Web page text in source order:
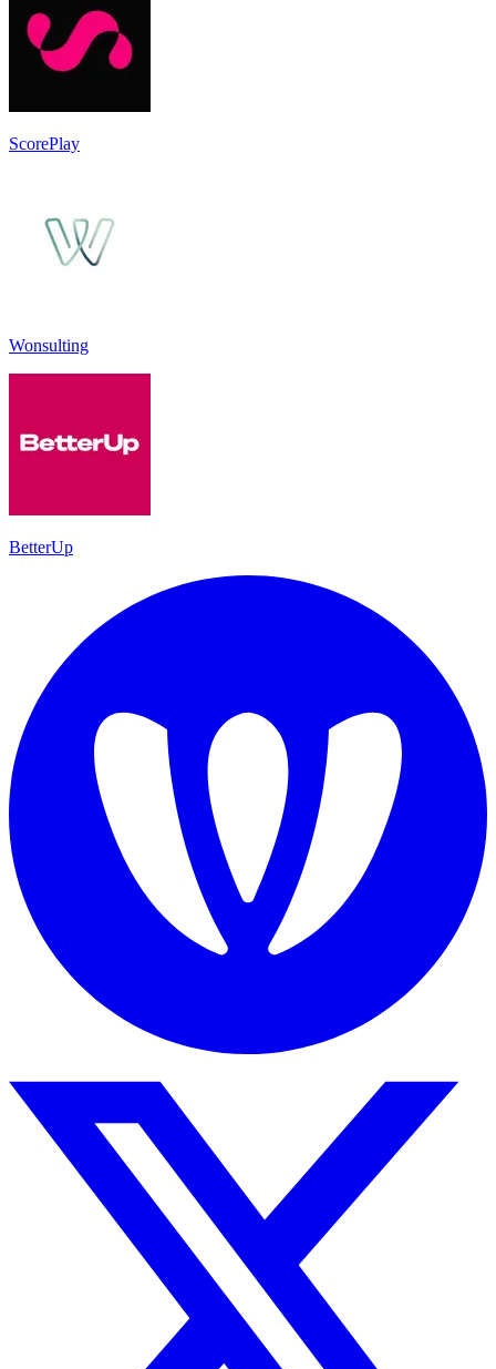
ScorePlay
Wonsulting
BetterUp